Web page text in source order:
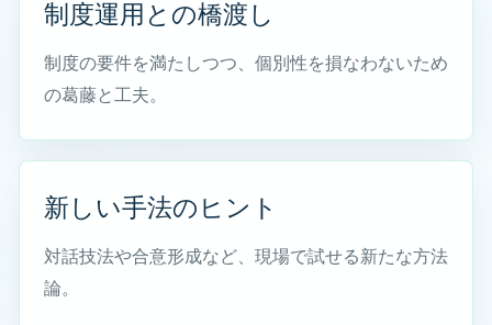
制度運用との橋渡し
制度の要件を満たしつつ、個別性を損なわないため
の葛藤と工夫。
新しい手法のヒント
対話技法や合意形成など、現場で試せる新たな方法
論。